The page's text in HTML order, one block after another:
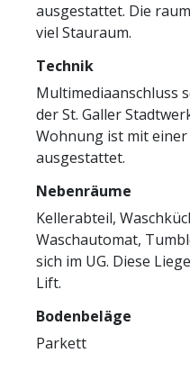
ausgestattet. Die
viel Stauraum.
Technik
Multimediaanschluss
der St. Galler
Wohnung ist mit
ausgestattet.
Nebenräume
Kellerabteil,
Waschautomat,
sich im UG. Diese
Lift.
Bodenbeläge
Parkett